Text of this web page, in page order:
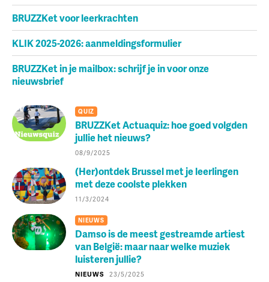
BRUZZKet voor leerkrachten
KLIK 2025-2026: aanmeldingsformulier
BRUZZKet in je mailbox: schrijf je in voor onze
nieuwsbrief
QUIZ
BRUZZKet Actuaquiz: hoe goed volgden
jullie het nieuws?
08/9/2025
(Her)ontdek Brussel met je leerlingen
met deze coolste plekken
11/3/2024
NIEUWS
Damso is de meest gestreamde artiest
van België: maar naar welke muziek
luisteren jullie?
NIEUWS 23/5/2025